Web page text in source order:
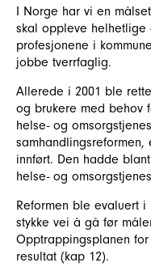
I Norge har vi en
skal oppleve helhetlige
profesjonene i
jobbe tverrfaglig.
Allerede i 2001 ble
og brukere med behov
helse- og
innført. Den hadde
helse- og
Reformen ble evaluert
stykke vei å gå før
Opptrappingsplanen
resultat (kap 12).